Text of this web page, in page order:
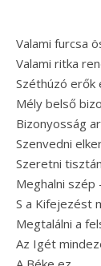
Valami furcsa
Valami ritka
Széthúzó erők
Mély belső
Bizonyosság
Szenvedni
Szeretni
Meghalni szép
S a Kifejezést
Megtalálni a
Az Igét